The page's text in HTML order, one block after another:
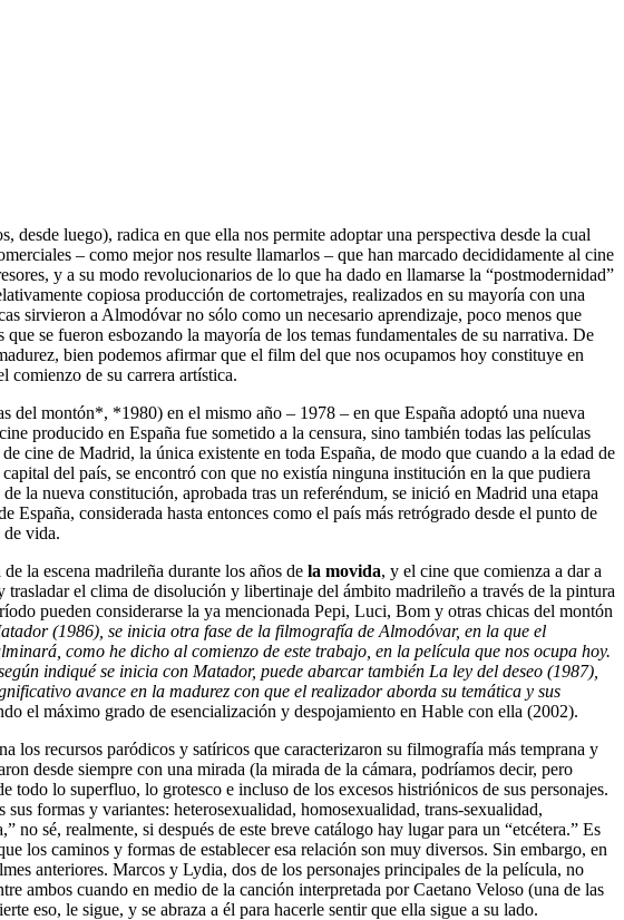
luego), radica en que ella nos permite adoptar una perspectiva desde la cual
– como mejor nos resulte llamarlos – que han marcado decididamente al cine
y a su modo revolucionarios de lo que ha dado en llamarse la “postmodernidad”
copiosa producción de cortometrajes, realizados en su mayoría con una
sirvieron a Almodóvar no sólo como un necesario aprendizaje, poco menos que
se fueron esbozando la mayoría de los temas fundamentales de su narrativa. De
bien podemos afirmar que el film del que nos ocupamos hoy constituye en
comienzo de su carrera artística.
montón*, *1980) en el mismo año – 1978 – en que España adoptó una nueva
producido en España fue sometido a la censura, sino también todas las películas
cine de Madrid, la única existente en toda España, de modo que cuando a la edad de
del país, se encontró con que no existía ninguna institución en la que pudiera
la nueva constitución, aprobada tras un referéndum, se inició en Madrid una etapa
España, considerada hasta entonces como el país más retrógrado desde el punto de
de vida.
la escena madrileña durante los años de la movida, y el cine que comienza a dar a
el clima de disolución y libertinaje del ámbito madrileño a través de la pintura
pueden considerarse la ya mencionada Pepi, Luci, Bom y otras chicas del montón
(1986), se inicia otra fase de la filmografía de Almodóvar, en la que el
como he dicho al comienzo de este trabajo, en la película que nos ocupa hoy.
indiqué se inicia con Matador, puede abarcar también La ley del deseo (1987)
avance en la madurez con que el realizador aborda su temática y sus
el máximo grado de esencialización y despojamiento en Hable con ella (2002).
los recursos paródicos y satíricos que caracterizaron su filmografía más temprana y
desde siempre con una mirada (la mirada de la cámara, podríamos decir, pero
todo lo superfluo, lo grotesco e incluso de los excesos histriónicos de sus personajes.
formas y variantes: heterosexualidad, homosexualidad, trans-sexualidad,
sé, realmente, si después de este breve catálogo hay lugar para un “etcétera.” Es
los caminos y formas de establecer esa relación son muy diversos. Sin embargo, en
anteriores. Marcos y Lydia, dos de los personajes principales de la película, no
ambos cuando en medio de la canción interpretada por Caetano Veloso (una de las
eso, le sigue, y se abraza a él para hacerle sentir que ella sigue a su lado.